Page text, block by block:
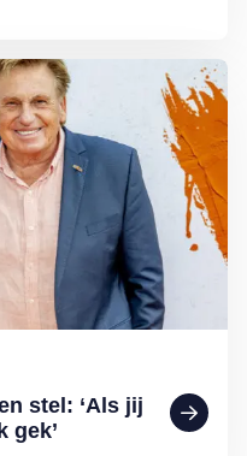
stel: ‘Als jij
gek’
een stel: ‘Als jij er niet